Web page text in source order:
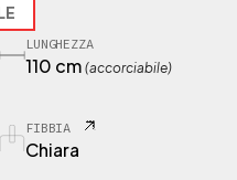
LUNGHEZZA
110 cm (accorciabile)
FIBBIA
Chiara